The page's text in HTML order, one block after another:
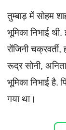
तुम्बाड़ में सोहम
भूमिका निभाई
रोंजिनी
रूद्र सोनी,
भूमिका निभाई है.
गया था।